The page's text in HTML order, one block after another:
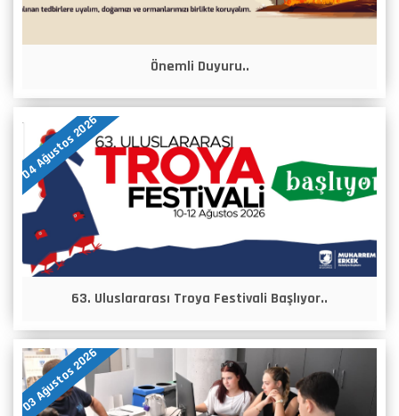
Önemli Duyuru..
04 Ağustos 2026
63. Uluslararası Troya Festivali Başlıyor..
03 Ağustos 2026